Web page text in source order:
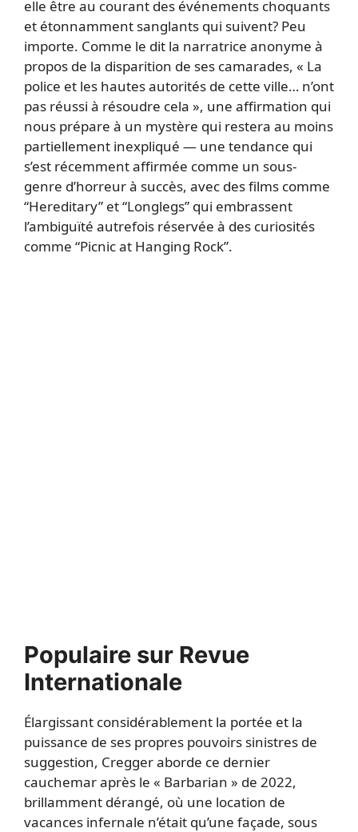
elle être au courant des événements choquants
et étonnamment sanglants qui suivent? Peu
importe. Comme le dit la narratrice anonyme à
propos de la disparition de ses camarades, « La
police et les hautes autorités de cette ville… n’ont
pas réussi à résoudre cela », une affirmation qui
nous prépare à un mystère qui restera au moins
partiellement inexpliqué — une tendance qui
s’est récemment affirmée comme un sous-
genre d’horreur à succès, avec des films comme
“Hereditary” et “Longlegs” qui embrassent
l’ambiguïté autrefois réservée à des curiosités
comme “Picnic at Hanging Rock”.
Populaire sur Revue
Internationale
Élargissant considérablement la portée et la
puissance de ses propres pouvoirs sinistres de
suggestion, Cregger aborde ce dernier
cauchemar après le « Barbarian » de 2022,
brillamment dérangé, où une location de
vacances infernale n’était qu’une façade, sous